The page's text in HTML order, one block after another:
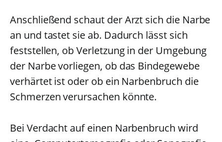
Anschließend schaut der Arzt sich die Narbe
an und tastet sie ab. Dadurch lässt sich
feststellen, ob Verletzung in der Umgebung
der Narbe vorliegen, ob das Bindegewebe
verhärtet ist oder ob ein Narbenbruch die
Schmerzen verursachen könnte.
Bei Verdacht auf einen Narbenbruch wird